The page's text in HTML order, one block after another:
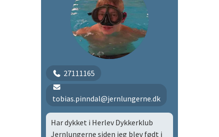
27111165
tobias.pinndal@jernlungerne.dk
Har dykket i Herlev Dykkerklub
Jernlungerne siden jeg blev født i